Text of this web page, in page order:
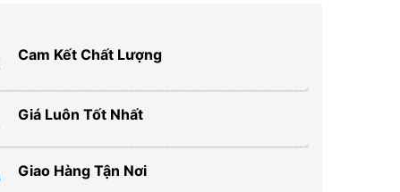
Cam Kết Chất Lượng
Giá Luôn Tốt Nhất
Giao Hàng Tận Nơi